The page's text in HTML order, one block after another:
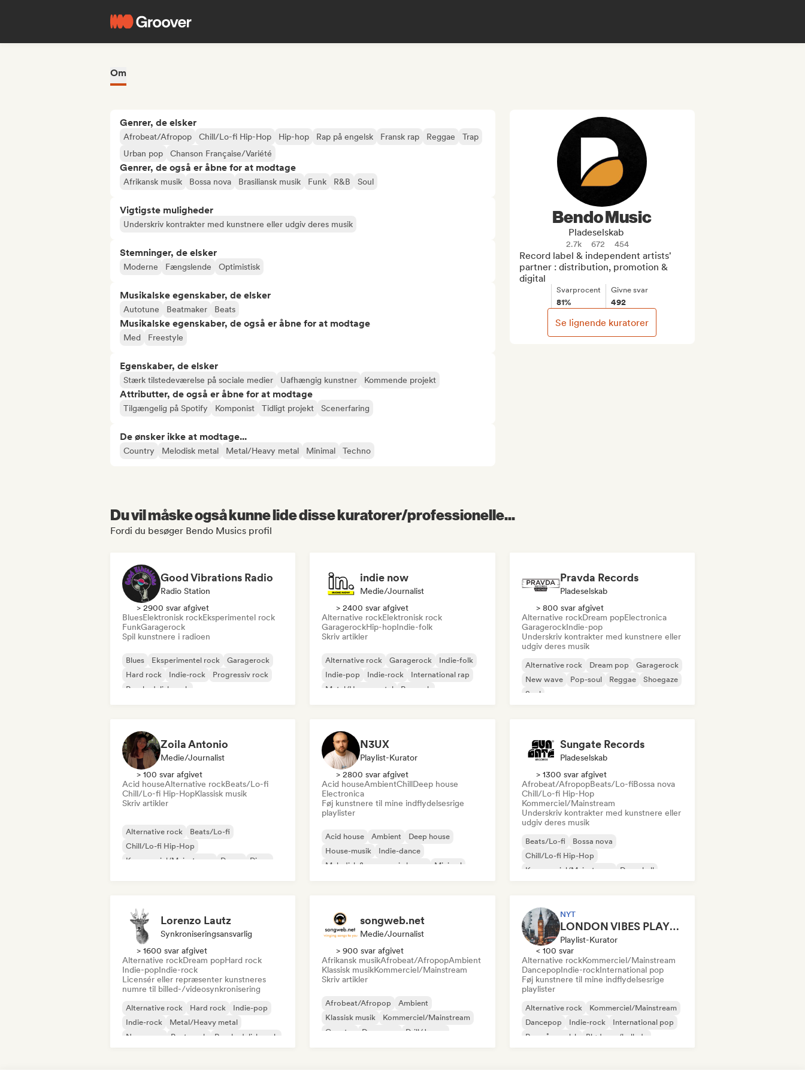
Om
Genrer, de elsker
Afrobeat/Afropop Chill/Lo-fi Hip-Hop Hip-hop Rap på engelsk Fransk rap Reggae
Trap
Urban pop
Chanson Française/Variété
Genrer, de også er åbne for at modtage
Afrikansk musik Bossa nova Brasiliansk musik Funk R&B Soul
Vigtigste muligheder
Underskriv kontrakter med kunstnere eller udgiv deres musik
Stemninger, de elsker
Moderne Fængslende Optimistisk
Musikalske egenskaber, de elsker
Autotune Beatmaker Beats
Musikalske egenskaber, de også er åbne for at modtage
Med Freestyle
Egenskaber, de elsker
Stærk tilstedeværelse på sociale medier Uafhængig kunstner Kommende projekt
Attributter, de også er åbne for at modtage
Tilgængelig på Spotify Komponist Tidligt projekt Scenerfaring
De ønsker ikke at modtage...
Country Melodisk metal Metal/Heavy metal Minimal Techno
Bendo Music
Pladeselskab
2.7k 672 454
Record label & independent artists'
partner : distribution, promotion &
digital
Svarprocent
81%
Givne svar
492
Se lignende kuratorer
Du vil måske også kunne lide disse kuratorer/professionelle...
Fordi du besøger Bendo Musics profil
Good Vibrations Radio
Radio Station
> 2900 svar afgivet
BluesElektronisk rockEksperimentel rock
FunkGaragerock
Spil kunstnere i radioen
Blues Eksperimentel rock
Garagerock
Hard rock
Indie-rock
Progressiv rock
Psychedelisk rock
indie now
Medie/journalist
> 2400 svar afgivet
Alternative rockElektronisk rock
GaragerockHip-hopIndie-folk
Skriv artikler
Alternative rock Garagerock
Indie-folk
Indie-pop
Indie-rock
International rap
Metal/Heavy metal
Poprock
Pravda Records
Pladeselskab
> 800 svar afgivet
Alternative rockDream popElectronica
GaragerockIndie-pop
Underskriv kontrakter med kunstnere eller
udgiv deres musik
Alternative rock Dream pop
Garagerock
New wave
Pop-soul Reggae
Shoegaze
Soul
Zoila Antonio
Medie/journalist
> 100 svar afgivet
Acid houseAlternative rockBeats/Lo-fi
Chill/Lo-fi Hip-HopKlassisk musik
Skriv artikler
Alternative rock
Beats/Lo-fi
Chill/Lo-fi Hip-Hop
Kommerciel/Mainstream
Dance
Disco
N3UX
Playlist-Kurator
> 2800 svar afgivet
Acid houseAmbientChillDeep house
Electronica
Føj kunstnere til mine indflydelsesrige
playlister
Acid house Ambient
Deep house
House-musik
Indie-dance
Melodisk & progressiv house
Minimal
Sungate Records
Pladeselskab
> 1300 svar afgivet
Afrobeat/AfropopBeats/Lo-fiBossa nova
Chill/Lo-fi Hip-Hop
Kommerciel/Mainstream
Underskriv kontrakter med kunstnere eller
udgiv deres musik
Beats/Lo-fi
Bossa nova
Chill/Lo-fi Hip-Hop
Kommerciel/Mainstream
Dancehall
Lorenzo Lautz
Synkroniseringsansvarlig
> 1600 svar afgivet
Alternative rockDream popHard rock
Indie-popIndie-rock
Licensér eller repræsenter kunstneres
numre til billed-/videosynkronisering
Alternative rock Hard rock
Indie-pop
Indie-rock
Metal/Heavy metal
New wave
Post-punk Psychedelisk rock
songweb.net
Medie/journalist
> 900 svar afgivet
Afrikansk musikAfrobeat/AfropopAmbient
Klassisk musikKommerciel/Mainstream
Skriv artikler
Afrobeat/Afropop
Ambient
Klassisk musik
Kommerciel/Mainstream
Country
Dancepop
Drill/Jersey
NYT
LONDON VIBES PLAYLIST
Playlist-Kurator
< 100 svar
Alternative rockKommerciel/Mainstream
DancepopIndie-rockInternational pop
Føj kunstnere til mine indflydelsesrige
playlister
Alternative rock
Kommerciel/Mainstream
Dancepop
Indie-rock
International pop
Rap på engelsk
Blød pop/ballade